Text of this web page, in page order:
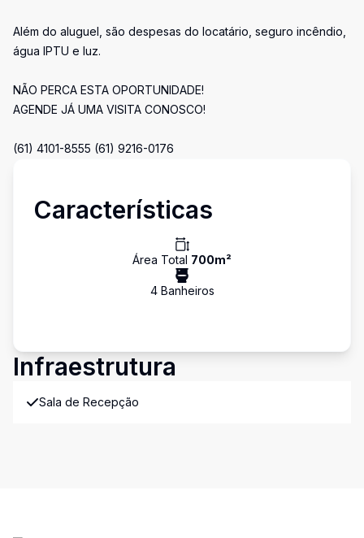
Além do aluguel, são despesas do locatário, seguro incêndio,
água IPTU e luz.
NÃO PERCA ESTA OPORTUNIDADE!
AGENDE JÁ UMA VISITA CONOSCO!
(61) 4101-8555 (61) 9216-0176
Características
Área Total 700m²
4Banheiros
Infraestrutura
Sala de Recepção